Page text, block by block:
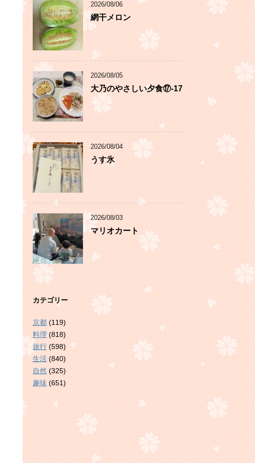
2026/08/06
網干メロン
2026/08/05
大乃のやさしい夕食⑰-17
2026/08/04
うす氷
2026/08/03
マリオカート
カテゴリー
京都 (119)
料理 (818)
旅行 (598)
生活 (840)
自然 (325)
趣味 (651)